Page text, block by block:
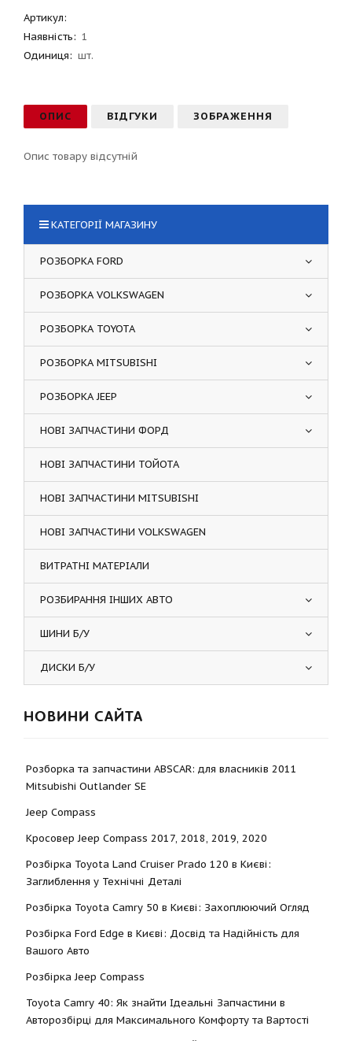
Артикул:
Наявність: 1
Одиниця: шт.
ОПИС ВІДГУКИ ЗОБРАЖЕННЯ
Опис товару відсутній
КАТЕГОРІЇ МАГАЗИНУ
РОЗБОРКА FORD
РОЗБОРКА VOLKSWAGEN
РОЗБОРКА TOYOTA
РОЗБОРКА MITSUBISHI
РОЗБОРКА JEEP
НОВІ ЗАПЧАСТИНИ ФОРД
НОВІ ЗАПЧАСТИНИ ТОЙОТА
НОВІ ЗАПЧАСТИНИ MITSUBISHI
НОВІ ЗАПЧАСТИНИ VOLKSWAGEN
ВИТРАТНІ МАТЕРІАЛИ
РОЗБИРАННЯ ІНШИХ АВТО
ШИНИ Б/У
ДИСКИ Б/У
НОВИНИ САЙТА
Розборка та запчастини ABSCAR: для власників 2011
Mitsubishi Outlander SE
Jeep Compass
Кросовер Jeep Compass 2017, 2018, 2019, 2020
Розбірка Toyota Land Cruiser Prado 120 в Києві:
Заглиблення у Технічні Деталі
Розбірка Toyota Camry 50 в Києві: Захоплюючий Огляд
Розбірка Ford Edge в Києві: Досвід та Надійність для
Вашого Авто
Розбірка Jeep Compass
Toyota Camry 40: Як знайти Ідеальні Запчастини в
Авторозбірці для Максимального Комфорту та Вартості